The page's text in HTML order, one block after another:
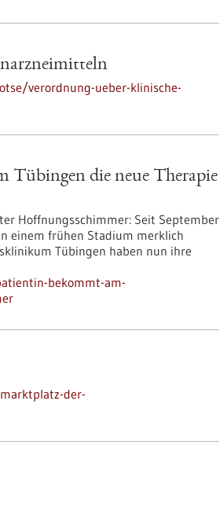
verordnung-ueber-klinische-
Tübingen die neue Therapie
Hoffnungsschimmer: Seit September
einem frühen Stadium merklich
Tübingen haben nun ihre
bekommt-am-
der-